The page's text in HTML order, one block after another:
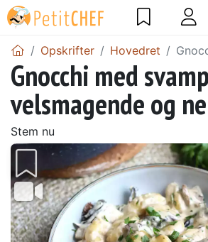
Opskrifter Hovedret
Gnocchi med
velsmagende og
Stem nu